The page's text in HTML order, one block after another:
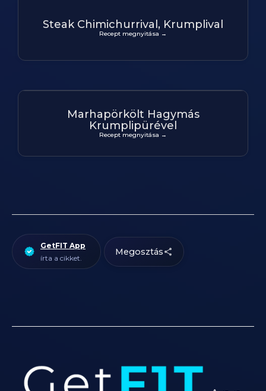
Steak Chimichurrival, Krumplival
Recept megnyitása →
Marhapörkölt Hagymás
Krumplipürével
Recept megnyitása →
GetFIT App
írta a cikket.
Megosztás